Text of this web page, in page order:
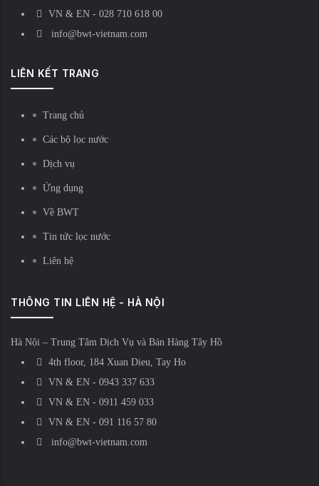
VN & EN - 028 710 618 00
info@bwt-vietnam.com
LIÊN KẾT TRANG
Trang chủ
Các bộ lọc nước
Dịch vụ
Ứng dụng
Về BWT
Tin tức lọc nước
Liên hệ
THÔNG TIN LIÊN HỆ - HÀ NỘI
Hà Nội – Trung Tâm Dịch Vụ và Bán Hàng Tây Hồ
4th floor, 184 Xuan Dieu, Tay Ho
VN & EN - 0943 337 633
VN & EN - 0911 459 033
VN & EN - 091 116 57 80
info@bwt-vietnam.com